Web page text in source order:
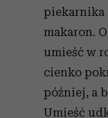
piekarnika
makaron.
umieść w
cienko
później, a
Umieść